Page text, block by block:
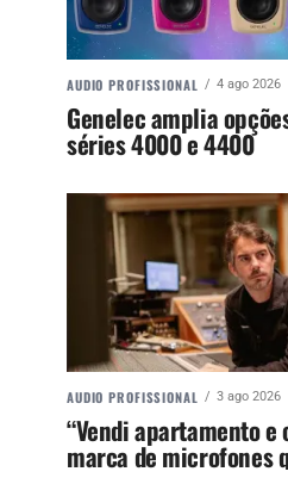
AUDIO PROFISSIONAL 4 ago 2026
Genelec amplia
séries 4000 e 4400
AUDIO PROFISSIONAL 3 ago 2026
“Vendi apartamento
marca de microfones